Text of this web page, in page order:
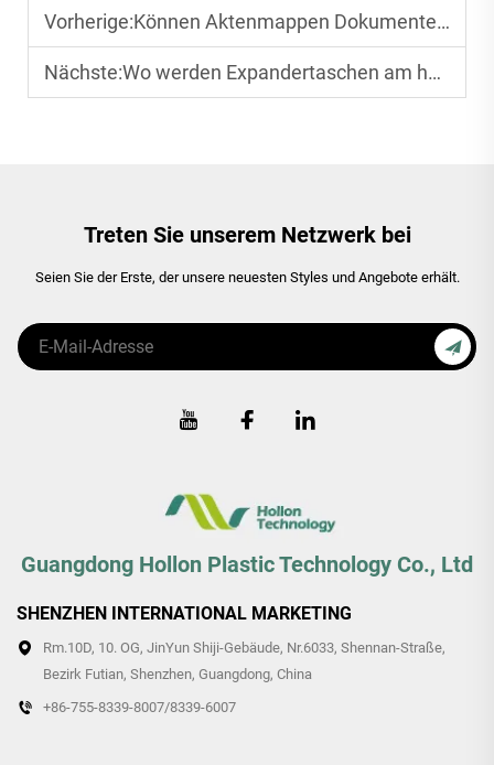
Vorherige:Können Aktenmappen Dokumente vor Schäden schützen
Nächste:Wo werden Expandertaschen am häufigsten außerhalb des Büros verwendet
Treten Sie unserem Netzwerk bei
Seien Sie der Erste, der unsere neuesten Styles und Angebote erhält.
Guangdong Hollon Plastic Technology Co., Ltd
SHENZHEN INTERNATIONAL MARKETING
Rm.10D, 10. OG, JinYun Shiji-Gebäude, Nr.6033, Shennan-Straße,
Bezirk Futian, Shenzhen, Guangdong, China
+86-755-8339-8007/8339-6007